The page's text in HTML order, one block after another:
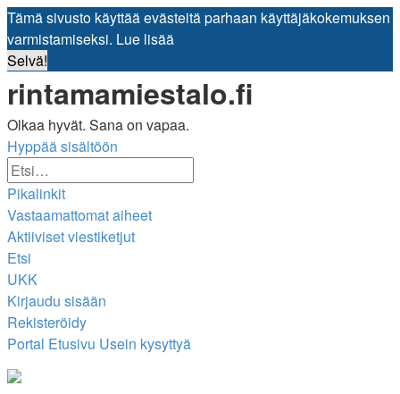
Tämä sivusto käyttää evästeitä parhaan käyttäjäkokemuksen
varmistamiseksi. Lue lisää
Selvä!
rintamamiestalo.fi
Olkaa hyvät. Sana on vapaa.
Hyppää sisältöön
Pikalinkit
Vastaamattomat aiheet
Aktiiviset viestiketjut
Etsi
UKK
Kirjaudu sisään
Rekisteröidy
Portal Etusivu Usein kysyttyä
Etsi